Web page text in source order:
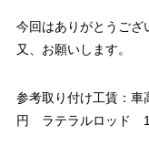
今回はありがとうござ
又、お願いします。
参考取り付け工賃：
円 ラテラルロッド